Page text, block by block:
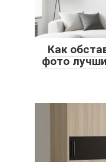
Как
фото